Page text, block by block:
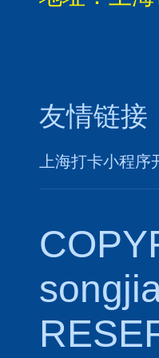
友情链接
上海打卡小程序